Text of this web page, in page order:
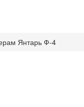
Янтарь Ф-4